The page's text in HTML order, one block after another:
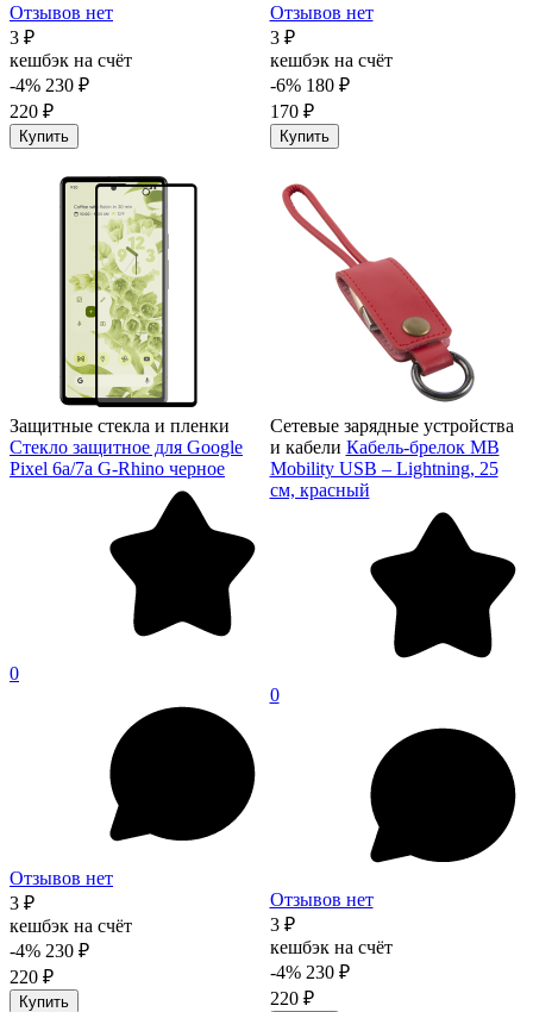
Отзывов нет
3 ₽
кешбэк на счёт
-4% 230 ₽
220 ₽
Купить
Отзывов нет
3 ₽
кешбэк на счёт
-6% 180 ₽
170 ₽
Купить
Защитные стекла и пленки
Стекло защитное для Google
Pixel 6a/7a G-Rhino черное
0
Отзывов нет
3 ₽
кешбэк на счёт
-4% 230 ₽
220 ₽
Купить
Сетевые зарядные устройства
и кабели Кабель-брелок MB
Mobility USB – Lightning, 25
см, красный
0
Отзывов нет
3 ₽
кешбэк на счёт
-4% 230 ₽
220 ₽